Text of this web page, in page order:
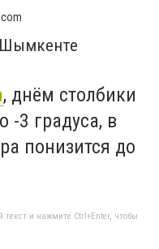
Шымкенте
, днём столбики
-3 градуса, в
понизится до
и нажмите Ctrl+Enter, чтобы